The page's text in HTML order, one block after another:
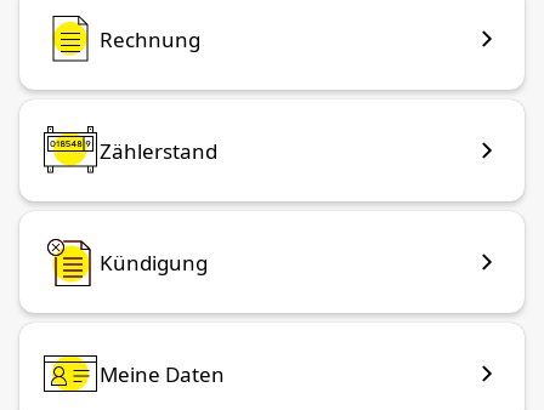
Rechnung
Zählerstand
Kündigung
Meine Daten